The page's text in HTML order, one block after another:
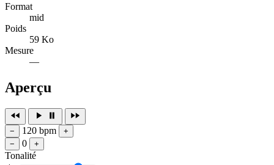
Format
mid
Poids
59 Ko
Mesure
—
Aperçu
− 120 bpm
+
−
0 +
Tonalité